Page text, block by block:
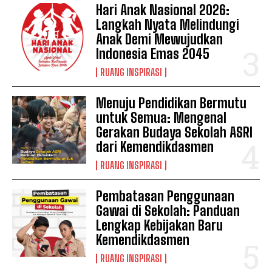
Hari Anak Nasional 2026:
Langkah Nyata Melindungi
Anak Demi Mewujudkan
Indonesia Emas 2045
RUANG INSPIRASI
Menuju Pendidikan Bermutu
untuk Semua: Mengenal
Gerakan Budaya Sekolah ASRI
dari Kemendikdasmen
RUANG INSPIRASI
Pembatasan Penggunaan
Gawai di Sekolah: Panduan
Lengkap Kebijakan Baru
Kemendikdasmen
RUANG INSPIRASI